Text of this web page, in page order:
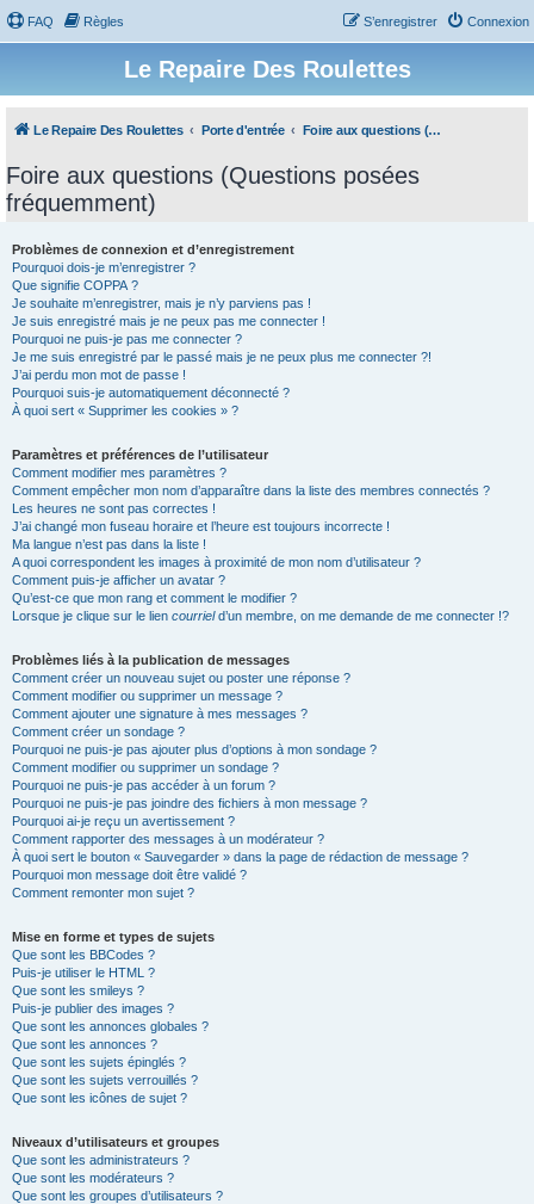
FAQ Règles Connexion
S’enregistrer
Le Repaire Des Roulettes
Le Repaire Des Roulettes Porte d'entrée Foire aux questions (Questions posées fréquemment)
Foire aux questions (Questions posées
fréquemment)
Problèmes de connexion et d’enregistrement
Pourquoi dois-je m’enregistrer ?
Que signifie COPPA ?
Je souhaite m’enregistrer, mais je n’y parviens pas !
Je suis enregistré mais je ne peux pas me connecter !
Pourquoi ne puis-je pas me connecter ?
Je me suis enregistré par le passé mais je ne peux plus me connecter ?!
J’ai perdu mon mot de passe !
Pourquoi suis-je automatiquement déconnecté ?
À quoi sert « Supprimer les cookies » ?
Paramètres et préférences de l’utilisateur
Comment modifier mes paramètres ?
Comment empêcher mon nom d’apparaître dans la liste des membres connectés ?
Les heures ne sont pas correctes !
J’ai changé mon fuseau horaire et l’heure est toujours incorrecte !
Ma langue n’est pas dans la liste !
A quoi correspondent les images à proximité de mon nom d’utilisateur ?
Comment puis-je afficher un avatar ?
Qu’est-ce que mon rang et comment le modifier ?
Lorsque je clique sur le lien courrield’un membre, on me demande de me connecter !?
Problèmes liés à la publication de messages
Comment créer un nouveau sujet ou poster une réponse ?
Comment modifier ou supprimer un message ?
Comment ajouter une signature à mes messages ?
Comment créer un sondage ?
Pourquoi ne puis-je pas ajouter plus d’options à mon sondage ?
Comment modifier ou supprimer un sondage ?
Pourquoi ne puis-je pas accéder à un forum ?
Pourquoi ne puis-je pas joindre des fichiers à mon message ?
Pourquoi ai-je reçu un avertissement ?
Comment rapporter des messages à un modérateur ?
À quoi sert le bouton « Sauvegarder » dans la page de rédaction de message ?
Pourquoi mon message doit être validé ?
Comment remonter mon sujet ?
Mise en forme et types de sujets
Que sont les BBCodes ?
Puis-je utiliser le HTML ?
Que sont les smileys ?
Puis-je publier des images ?
Que sont les annonces globales ?
Que sont les annonces ?
Que sont les sujets épinglés ?
Que sont les sujets verrouillés ?
Que sont les icônes de sujet ?
Niveaux d’utilisateurs et groupes
Que sont les administrateurs ?
Que sont les modérateurs ?
Que sont les groupes d’utilisateurs ?